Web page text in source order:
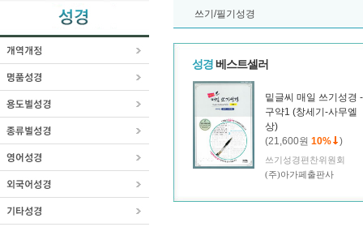
쓰기/필기성경
성경 베스트셀러
밑글씨 매일 쓰기성경 -
구약1 (창세기-사무엘
상)
(21,600원 10% )
쓰기성경편찬위원회
(주)아가페출판사